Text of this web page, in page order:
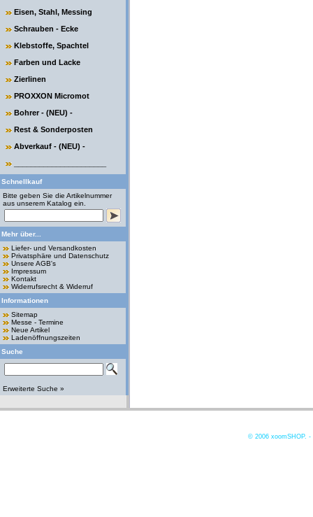
Eisen, Stahl, Messing
Schrauben - Ecke
Klebstoffe, Spachtel
Farben und Lacke
Zierlinen
PROXXON Micromot
Bohrer - (NEU) -
Rest & Sonderposten
Abverkauf - (NEU) -
Schnellkauf
Bitte geben Sie die Artikelnummer
aus unserem Katalog ein.
Mehr über...
Liefer- und Versandkosten
Privatsphäre und Datenschutz
Unsere AGB's
Impressum
Kontakt
Widerrufsrecht & Widerruf
Informationen
Sitemap
Messe - Termine
Neue Artikel
Ladenöffnungszeiten
Suche
Erweiterte Suche »
© 2006 xoomSHOP. -